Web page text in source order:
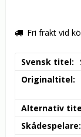
Fri frakt vid
Svensk titel
Originaltitel
Alternativ
Skådespelare